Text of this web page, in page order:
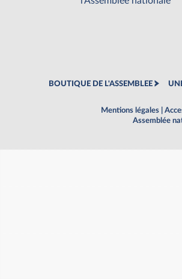
BOUTIQUE DE L'ASSEMBLEE
Mentions légales
Assemblée